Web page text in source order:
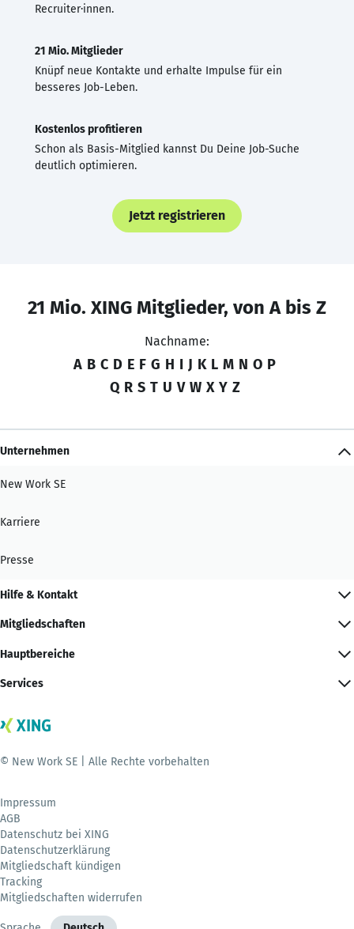
Recruiter·innen.
21 Mio. Mitglieder
Knüpf neue Kontakte und erhalte Impulse für ein
besseres Job-Leben.
Kostenlos profitieren
Schon als Basis-Mitglied kannst Du Deine Job-Suche
deutlich optimieren.
Jetzt registrieren
21 Mio. XING Mitglieder, von A bis Z
Nachname:
A B C D E F G H I J K L M N O P
Q R S T U V W X Y Z
Unternehmen
New Work SE
Karriere
Presse
Hilfe & Kontakt
Mitgliedschaften
Hauptbereiche
Services
© New Work SE | Alle Rechte vorbehalten
Impressum
AGB
Datenschutz bei XING
Datenschutzerklärung
Mitgliedschaft kündigen
Tracking
Mitgliedschaften widerrufen